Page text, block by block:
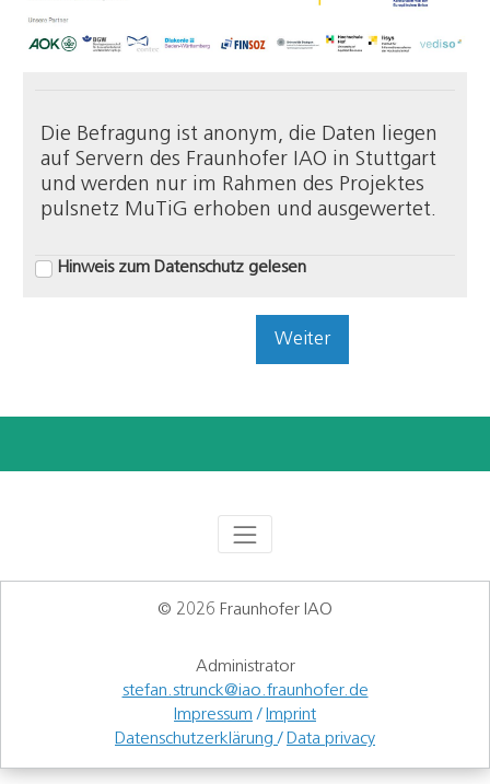
Die Befragung ist anonym, die Daten liegen
auf Servern des Fraunhofer IAO in Stuttgart
und werden nur im Rahmen des Projektes
pulsnetz MuTiG erhoben und ausgewertet.
Hinweis zum Datenschutz gelesen
Weiter
© 2026 Fraunhofer IAO
Administrator
stefan.strunck@iao.fraunhofer.de
Impressum / Imprint
Datenschutzerklärung/ Data privacy